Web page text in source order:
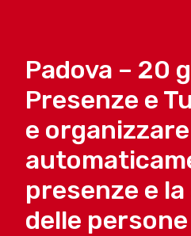
Padova – 20
Presenze e
e organizzare
presenze e
delle